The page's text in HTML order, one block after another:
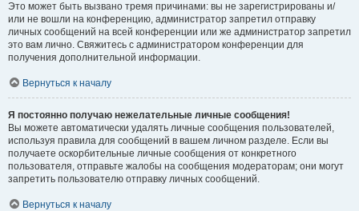
Это может быть вызвано тремя причинами: вы не зарегистрированы и/
или не вошли на конференцию, администратор запретил отправку
личных сообщений на всей конференции или же администратор запретил
это вам лично. Свяжитесь с администратором конференции для
получения дополнительной информации.
Вернуться к началу
Я постоянно получаю нежелательные личные сообщения!
Вы можете автоматически удалять личные сообщения пользователей,
используя правила для сообщений в вашем личном разделе. Если вы
получаете оскорбительные личные сообщения от конкретного
пользователя, отправьте жалобы на сообщения модераторам; они могут
запретить пользователю отправку личных сообщений.
Вернуться к началу